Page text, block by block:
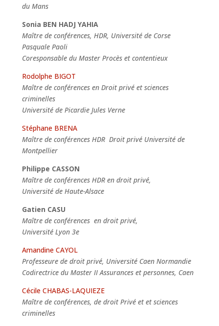
du Mans
Sonia BEN HADJ YAHIA
Maître de conférences, HDR, Université de Corse
Pasquale Paoli
Coresponsable du Master Procès et contentieux
Rodolphe BIGOT
Maître de conférences en Droit privé et sciences
criminelles
Université de Picardie Jules Verne
Stéphane BRENA
Maître de conférences HDR Droit privé Université de
Montpellier
Philippe CASSON
Maître de conférences HDR en droit privé,
Université de Haute-Alsace
Gatien CASU
Maître de conférences en droit privé,
Université Lyon 3e
Amandine CAYOL
Professeure de droit privé, Université Caen Normandie
Codirectrice du Master II Assurances et personnes, Caen
Cécile CHABAS-LAQUIEZE
Maître de conférences, de droit Privé et et sciences
criminelles